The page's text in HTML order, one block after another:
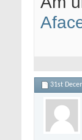
31st